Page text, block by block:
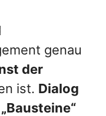
genau
der
ist. Dialog